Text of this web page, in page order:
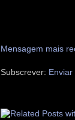
Mensagem mais
Subscrever: